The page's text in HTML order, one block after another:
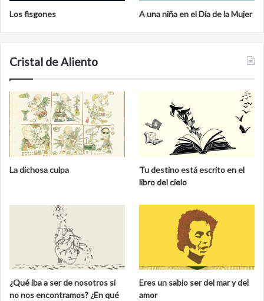
Los fisgones A una niña en el Día de la Mujer
Cristal de Aliento
La dichosa culpa
Tu destino está escrito en el
libro del cielo
¿Qué iba a ser de nosotros si
no nos encontramos? ¿En qué
Eres un sabio ser del mar y del
amor